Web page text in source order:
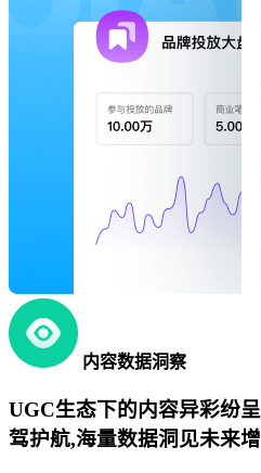
内容数据洞察
UGC生态下的内容异彩纷
驾护航,海量数据洞见未来增